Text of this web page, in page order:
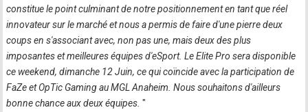
constitue le point culminant de notre positionnement en tant que réel
innovateur sur le marché et nous a permis de faire d'une pierre deux
coups en s'associant avec, non pas une, mais deux des plus
imposantes et meilleures équipes d'eSport. Le Elite Pro sera disponible
ce weekend, dimanche 12 Juin, ce qui coïncide avec la participation de
FaZe et OpTic Gaming au MGL Anaheim. Nous souhaitons d'ailleurs
bonne chance aux deux équipes."